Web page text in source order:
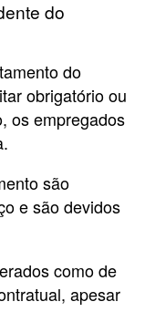
do
do
obrigatório ou
os empregados
são
e são devidos
como de
apesar